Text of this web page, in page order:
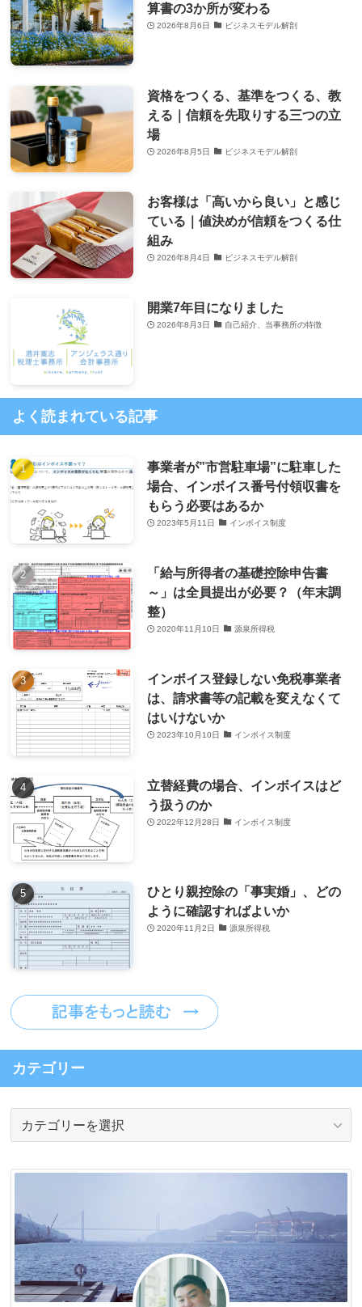
算書の3か所が変わる
2026年8月6日 ビジネスモデル解剖
資格をつくる、基準をつくる、教
える｜信頼を先取りする三つの立
場
2026年8月5日 ビジネスモデル解剖
お客様は「高いから良い」と感じ
ている｜値決めが信頼をつくる仕
組み
2026年8月4日 ビジネスモデル解剖
開業7年目になりました
2026年8月3日 自己紹介、当事務所の特徴
よく読まれている記事
事業者が”市営駐車場”に駐車した
場合、インボイス番号付領収書を
もらう必要はあるか
2023年5月11日 インボイス制度
「給与所得者の基礎控除申告書
～」は全員提出が必要？（年末調
整）
2020年11月10日 源泉所得税
インボイス登録しない免税事業者
は、請求書等の記載を変えなくて
はいけないか
2023年10月10日 インボイス制度
立替経費の場合、インボイスはど
う扱うのか
2022年12月28日 インボイス制度
ひとり親控除の「事実婚」、どの
ように確認すればよいか
2020年11月2日 源泉所得税
カテゴリー
リ